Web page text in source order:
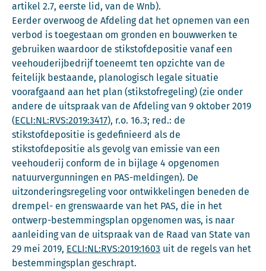
artikel 2.7, eerste lid, van de Wnb).
Eerder overwoog de Afdeling dat het opnemen van een
verbod is toegestaan om gronden en bouwwerken te
gebruiken waardoor de stikstofdepositie vanaf een
veehouderijbedrijf toeneemt ten opzichte van de
feitelijk bestaande, planologisch legale situatie
voorafgaand aan het plan (stikstofregeling) (zie onder
andere de uitspraak van de Afdeling van 9 oktober 2019
(ECLI:NL:RVS:2019:3417), r.o. 16.3; red.: de
stikstofdepositie is gedefinieerd als de
stikstofdepositie als gevolg van emissie van een
veehouderij conform de in bijlage 4 opgenomen
natuurvergunningen en PAS-meldingen). De
uitzonderingsregeling voor ontwikkelingen beneden de
drempel- en grenswaarde van het PAS, die in het
ontwerp-bestemmingsplan opgenomen was, is naar
aanleiding van de uitspraak van de Raad van State van
29 mei 2019, ECLI:NL:RVS:2019:1603 uit de regels van het
bestemmingsplan geschrapt.